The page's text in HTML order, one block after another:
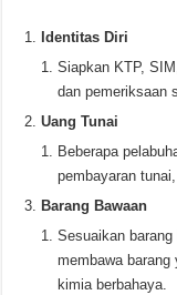
Identitas Diri
Siapkan KTP,
dan pemeriksaan
Uang Tunai
Beberapa
pembayaran
Barang Bawaan
Sesuaikan
membawa
kimia berbahaya.